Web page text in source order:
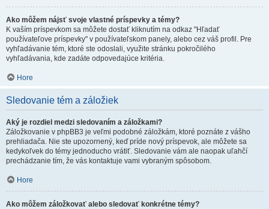
Ako môžem nájsť svoje vlastné príspevky a témy?
K vaším príspevkom sa môžete dostať kliknutím na odkaz "Hľadať
používateľove príspevky" v používateľskom panely, alebo cez váš profil. Pre
vyhľadávanie tém, ktoré ste odoslali, využite stránku pokročilého
vyhľadávania, kde zadáte odpovedajúce kritéria.
Hore
Sledovanie tém a záložiek
Aký je rozdiel medzi sledovaním a záložkami?
Záložkovanie v phpBB3 je veľmi podobné záložkám, ktoré poznáte z vášho
prehliadača. Nie ste upozornený, keď príde nový príspevok, ale môžete sa
kedykoľvek do témy jednoducho vrátiť. Sledovanie vám ale naopak uľahčí
prechádzanie tím, že vás kontaktuje vami vybraným spôsobom.
Hore
Ako môžem záložkovať alebo sledovať konkrétne témy?